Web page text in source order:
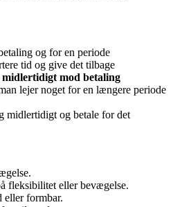
og for en periode
tid og give det tilbage
mod betaling
lejer noget for en længere periode
midlertidigt og betale for det
fleksibilitet eller bevægelse.
eller formbar.